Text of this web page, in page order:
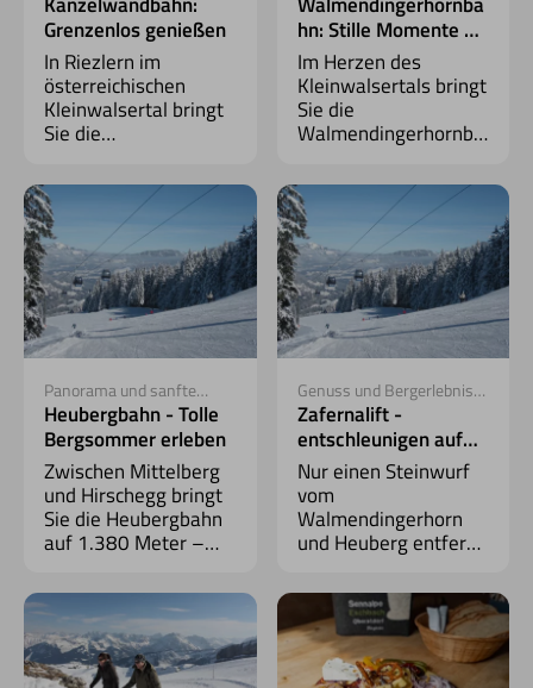
Grenzenlos genießen
In Riezlern im
österreichischen
Kleinwalsertal bringt
Sie die
mitten hinein in ein
unvergessliches
Sommererlebnis –
mit Gipfelblick auf
1.957 Metern.
hn: Stille Momente &
starke Ausblicke
Im Herzen des
Kleinwalsertals bringt
Sie die
Walmendingerhornba
2.000 Meter und
mitten hinein in eine
Welt aus Panorama,
alpiner Ruhe &
Entschleunigung.
Panorama und sanfte
Höhenwege
Heubergbahn - Tolle
Bergsommer erleben
Zwischen Mittelberg
und Hirschegg bringt
Sie die Heubergbahn
auf 1.380 Meter –
Welt aus Panoramen,
Höhenwegen und
erfrischender Natur.
Genuss und Bergerlebnis
ganz nah
Zafernalift -
entschleunigen auf
1.450 Höhenmetern
Nur einen Steinwurf
vom
Walmendingerhorn
und Heuberg entfernt,
dazu ein, die ruhige
Seite des Sommers
im Kleinwalsertal zu
entdecken.